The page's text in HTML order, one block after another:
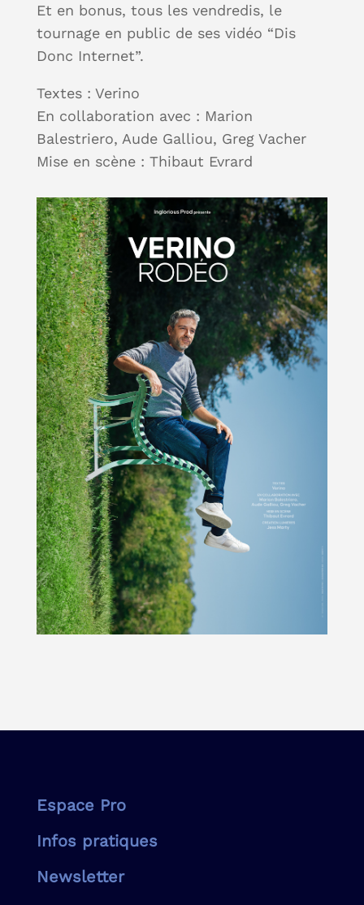
Et en bonus, tous les vendredis, le
tournage en public de ses vidéo “Dis
Donc Internet”.
Textes : Verino
En collaboration avec : Marion
Balestriero, Aude Galliou, Greg Vacher
Mise en scène : Thibaut Evrard
Espace Pro
Infos pratiques
Newsletter